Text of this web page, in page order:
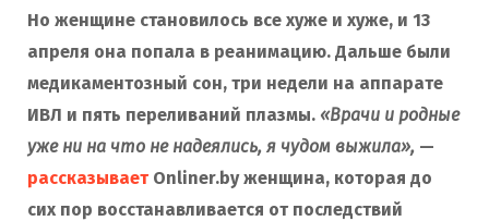
Но женщине становилось все хуже и хуже, и 13
апреля она попала в реанимацию. Дальше были
медикаментозный сон, три недели на аппарате
ИВЛ и пять переливаний плазмы. «Врачи и родные
уже ни на что не надеялись, я чудом выжила», —
рассказываетOnliner.by женщина, которая до
сих пор восстанавливается от последствий